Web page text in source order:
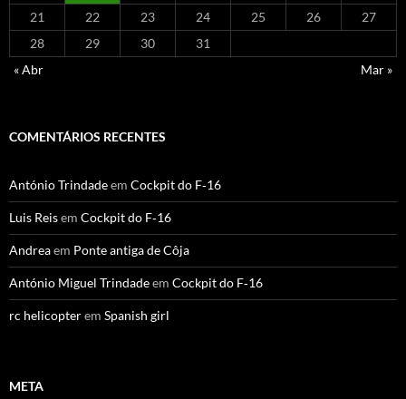
21
22 23 24 25 26
27
28
29 30
31
« Abr
Mar »
COMENTÁRIOS RECENTES
António Trindadeem Cockpit do F‑16
Luis Reisem Cockpit do F‑16
Andreaem Ponte antiga de Côja
António Miguel Trindadeem Cockpit do F‑16
rc helicopterem Spanish girl
META